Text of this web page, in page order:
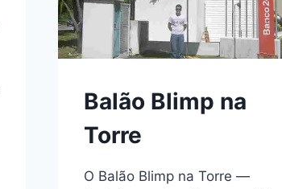
Balão Blimp na
Torre
O Balão Blimp na Torre —